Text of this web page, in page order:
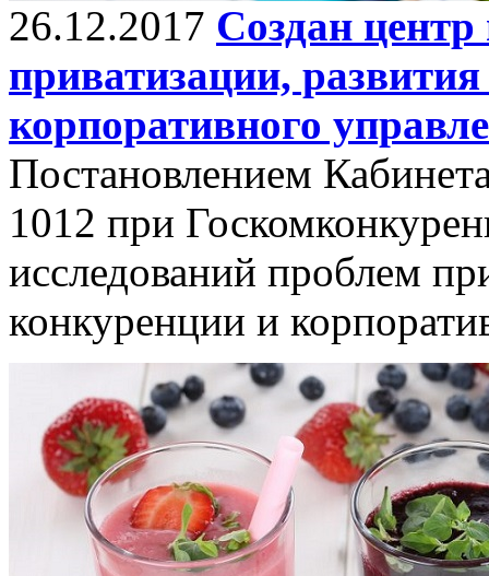
26.12.2017 Создан
приватизации,
корпоративного
Постановлением
1012 при
исследований проблем
конкуренции и